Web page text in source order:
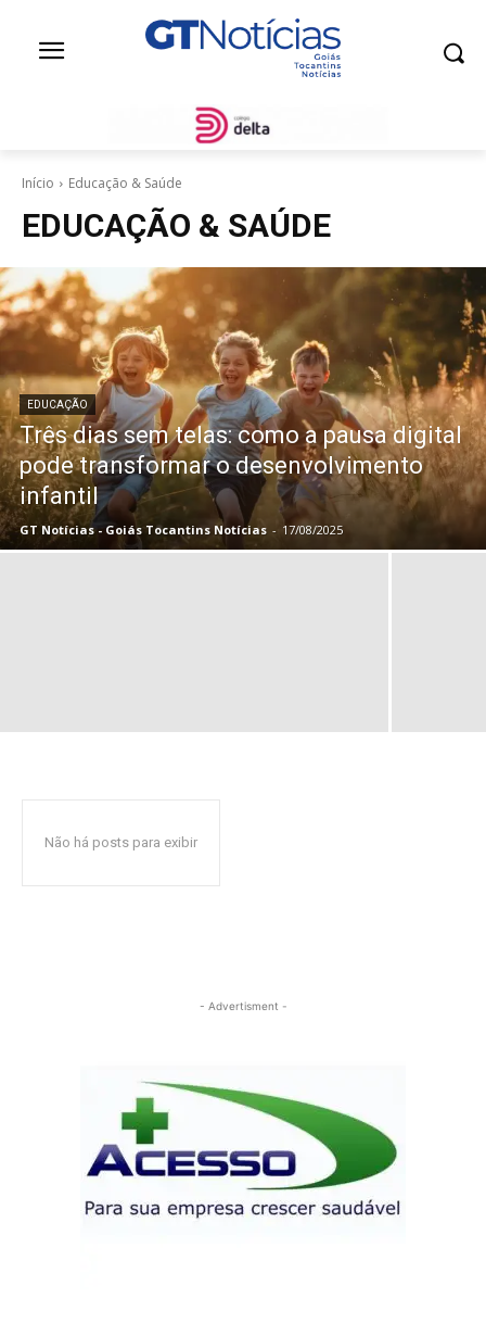
Início Educação & Saúde
EDUCAÇÃO & SAÚDE
EDUCAÇÃO
Três dias sem telas: como a pausa digital
pode transformar o desenvolvimento
infantil
GT Notícias - Goiás Tocantins Notícias - 17/08/2025
Não há posts para exibir
- Advertisment -